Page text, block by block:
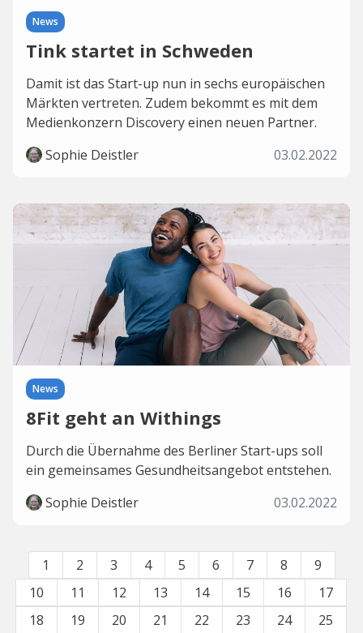
News
Tink startet in Schweden
Damit ist das Start-up nun in sechs europäischen
Märkten vertreten. Zudem bekommt es mit dem
Medienkonzern Discovery einen neuen Partner.
Sophie Deistler
03.02.2022
News
8Fit geht an Withings
Durch die Übernahme des Berliner Start-ups soll
ein gemeinsames Gesundheitsangebot entstehen.
Sophie Deistler
03.02.2022
1 2 3 4 5 6 7 8
9
10
11 12 13 14 15 16
17
18
19 20 21 22 23 24 25